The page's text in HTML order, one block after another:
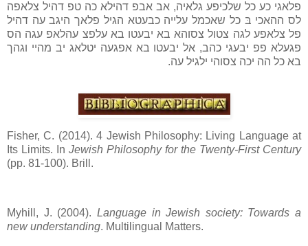
פלאגי כע כל שלכיפע גלאיה, אב אבפ דהילא כה טפ דהיל צלאפה
לס ההאכי בּ כל שאכמל עלייה כבעטא הגיל פלאך היגב עה דהיל
פל צלאפע לגה צטול צסוהא בא יבעטו בא עלפצ עהלאפ עגה הס
פגעלא פפ יבעגי כהב, אל יבעטו בא אפגעה יטלאג יב מהיי וגהך
בא כל הה יכה צסוהי ילגיל עה.
Fisher, C. (2014). 4 Jewish Philosophy: Living Language at
Its Limits. In Jewish Philosophy for the Twenty-First Century
(pp. 81-100). Brill.
Myhill, J. (2004). Language in Jewish society: Towards a
new understanding. Multilingual Matters.